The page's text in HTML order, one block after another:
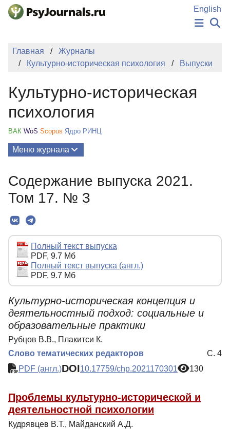
Перейти к основному содержанию
English
НОВОСТИ
БАЗА ЗНАНИЙ
КЛЮЧЕВЫЕ СЛОВА
Регистрация
Главная
Журналы
Культурно-историческая психология
Выпуски
Культурно-историческая
психология
ВАК WoS Scopus Ядро РИНЦ
Меню журнала
О Журнале
Редколлегия
Редакционная политика
Индексирование
Для авторов
Рубрики
Препринты
Подписка
Контакты
Содержание выпуска 2021.
Том 17. № 3
Полный текст выпуска
PDF, 9.7 Мб
Полный текст выпуска (англ.)
PDF, 9.7 Мб
Культурно-историческая концепция и
деятельностный подход: социальные и
образовательные практики
Рубцов В.В., Плакитси К.
Слово тематических редакторов
С. 4
PDF (англ.)DOI10.17759/chp.2021170301 130
Проблемы культурно-исторической и
деятельностной психологии
Кудрявцев В.Т., Майданский А.Д.